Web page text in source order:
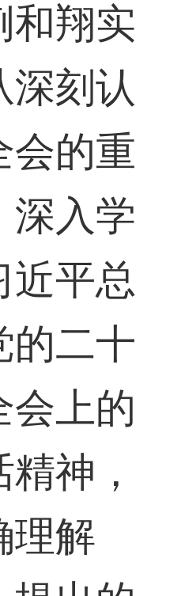
和翔实
深刻认
会的重
深入学
近平总
的二十
会上的
神，
理解